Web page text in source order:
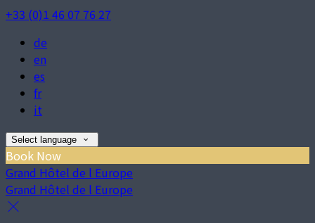
+33 (0)1 46 07 76 27
de
en
es
fr
it
Select language
Book Now
Grand Hôtel de l Europe
Grand Hôtel de l Europe